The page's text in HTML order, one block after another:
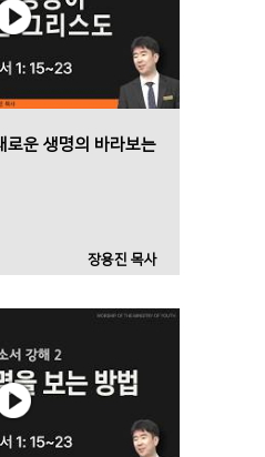
로운 생명의 바라보는
장용진 목사